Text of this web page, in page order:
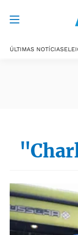
ÚLTIMAS NOTÍCIAS